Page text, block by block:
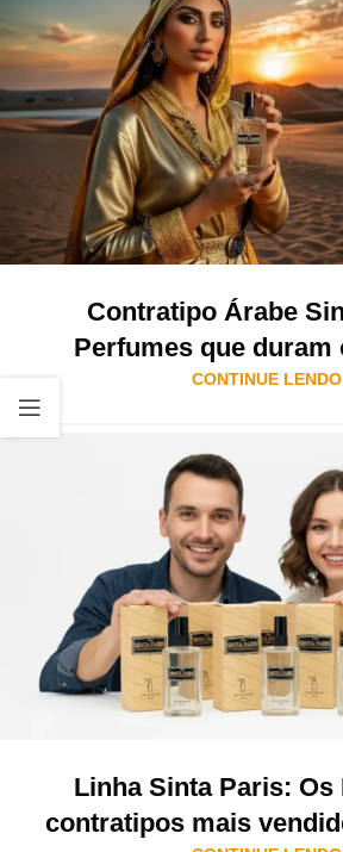
Contratipo Árabe
Perfumes que duram
CONTINUE LENDO
Linha Sinta Paris: Os
contratipos mais